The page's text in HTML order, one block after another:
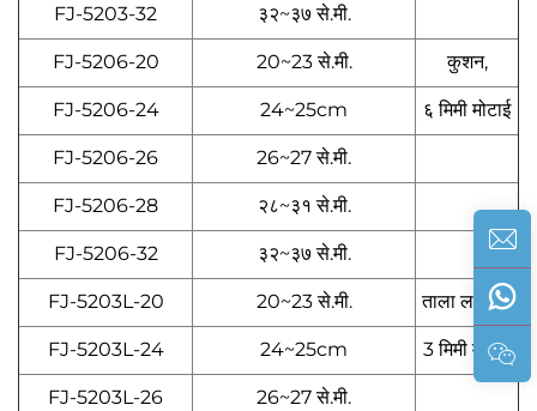
FJ-5203-32 ३२~३७ से.मी.
FJ-5206-20 20~23 से.मी. कुशन,
FJ-5206-24 24~25cm ६ मिमी मोटाई
FJ-5206-26 26~27 से.मी.
FJ-5206-28 २८~३१ से.मी.
FJ-5206-32 ३२~३७ से.मी.
FJ-5203L-20 20~23 से.मी. ताला लगाउने,
FJ-5203L-24 24~25cm 3 मिमी मोटाई
FJ-5203L-26 26~27 से.मी.